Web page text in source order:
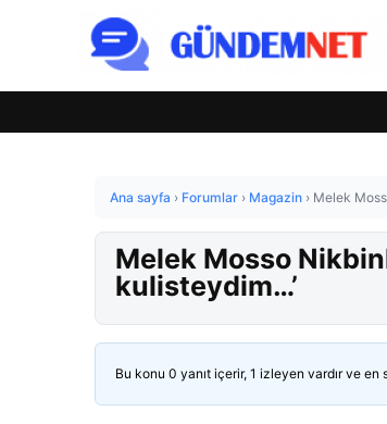
Ana sayfa › Forumlar › Magazin › Melek
Melek Mosso
kulisteydim…’
Bu konu 0 yanıt içerir, 1 izleyen vardır ve en